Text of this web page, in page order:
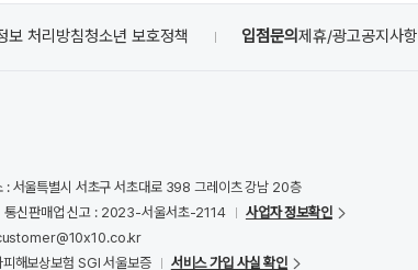
보 처리방침청소년 보호정책 입점문의제휴/광고공지사항
: 서울특별시 서초구 서초대로 398 그레이츠 강남 20층
통신판매업 신고 : 2023-서울서초-2114
사업자 정보확인
피해보상보험 SGI 서울보증 서비스 가입 사실 확인